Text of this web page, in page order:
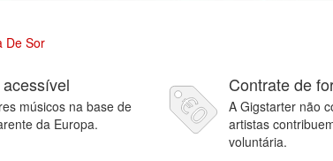
De Sor
músicos na base de
da Europa.
Contrate de
A Gigstarter não
artistas
voluntária.